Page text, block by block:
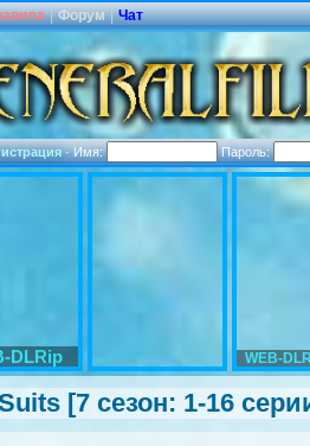
| Форум | Чат
·Имя: Пароль:
DLRip WEB-
[7 сезон: 1-16